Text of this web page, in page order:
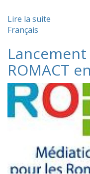
Lire la suite
Français
ROMACT